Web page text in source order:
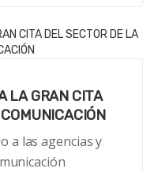
LA GRAN CITA
a las agencias y